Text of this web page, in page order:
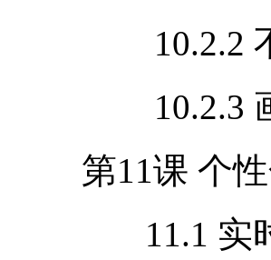
10.2.2
10.2.3
第11课 个
11.1 实